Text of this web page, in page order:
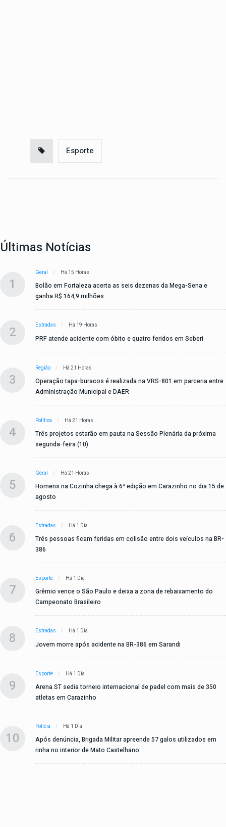
Esporte
Últimas Notícias
1
Geral Há 15 Horas
Bolão em Fortaleza acerta as seis dezenas da Mega-Sena e
ganha R$ 164,9 milhões
2 Estradas Há 19 Horas
PRF atende acidente com óbito e quatro feridos em Seberi
3
Região Há 21 Horas
Operação tapa-buracos é realizada na VRS-801 em parceria entre
Administração Municipal e DAER
4
Política Há 21 Horas
Três projetos estarão em pauta na Sessão Plenária da próxima
segunda-feira (10)
5
Geral Há 21 Horas
Homens na Cozinha chega à 6ª edição em Carazinho no dia 15 de
agosto
6
Estradas Há 1 Dia
Três pessoas ficam feridas em colisão entre dois veículos na BR-
386
7
Esporte Há 1 Dia
Grêmio vence o São Paulo e deixa a zona de rebaixamento do
Campeonato Brasileiro
8 Estradas Há 1 Dia
Jovem morre após acidente na BR-386 em Sarandi
9
Esporte Há 1 Dia
Arena ST sedia torneio internacional de padel com mais de 350
atletas em Carazinho
10
Polícia Há 1 Dia
Após denúncia, Brigada Militar apreende 57 galos utilizados em
rinha no interior de Mato Castelhano